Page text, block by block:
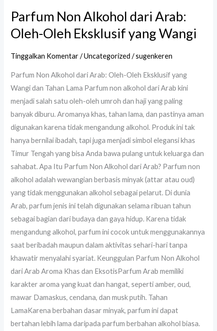
Parfum Non Alkohol dari Arab:
Oleh-Oleh Eksklusif yang Wangi
Tinggalkan Komentar /Uncategorized /sugenkeren
Parfum Non Alkohol dari Arab: Oleh-Oleh Eksklusif yang
Wangi dan Tahan Lama Parfum non alkohol dari Arab kini
menjadi salah satu oleh-oleh umroh dan haji yang paling
banyak diburu. Aromanya khas, tahan lama, dan pastinya aman
digunakan karena tidak mengandung alkohol. Produk ini tak
hanya bernilai ibadah, tapi juga menjadi simbol elegansi khas
Timur Tengah yang bisa Anda bawa pulang untuk keluarga dan
sahabat. Apa Itu Parfum Non Alkohol dari Arab? Parfum non
alkohol adalah wewangian berbasis minyak (attar atau oud)
yang tidak menggunakan alkohol sebagai pelarut. Di dunia
Arab, parfum jenis ini telah digunakan selama ribuan tahun
sebagai bagian dari budaya dan gaya hidup. Karena tidak
mengandung alkohol, parfum ini cocok untuk menggunakannya
saat beribadah maupun dalam aktivitas sehari-hari tanpa
khawatir menyalahi syariat. Keunggulan Parfum Non Alkohol
dari Arab Aroma Khas dan EksotisParfum Arab memiliki
karakter aroma yang kuat dan hangat, seperti amber, oud,
mawar Damaskus, cendana, dan musk putih. Tahan
LamaKarena berbahan dasar minyak, parfum ini dapat
bertahan lebih lama daripada parfum berbahan alkohol biasa.